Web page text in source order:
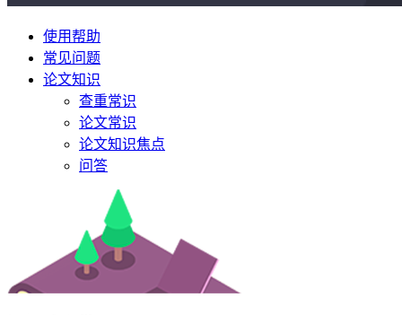
使用帮助
常见问题
论文知识
查重常识
论文常识
论文知识焦点
问答